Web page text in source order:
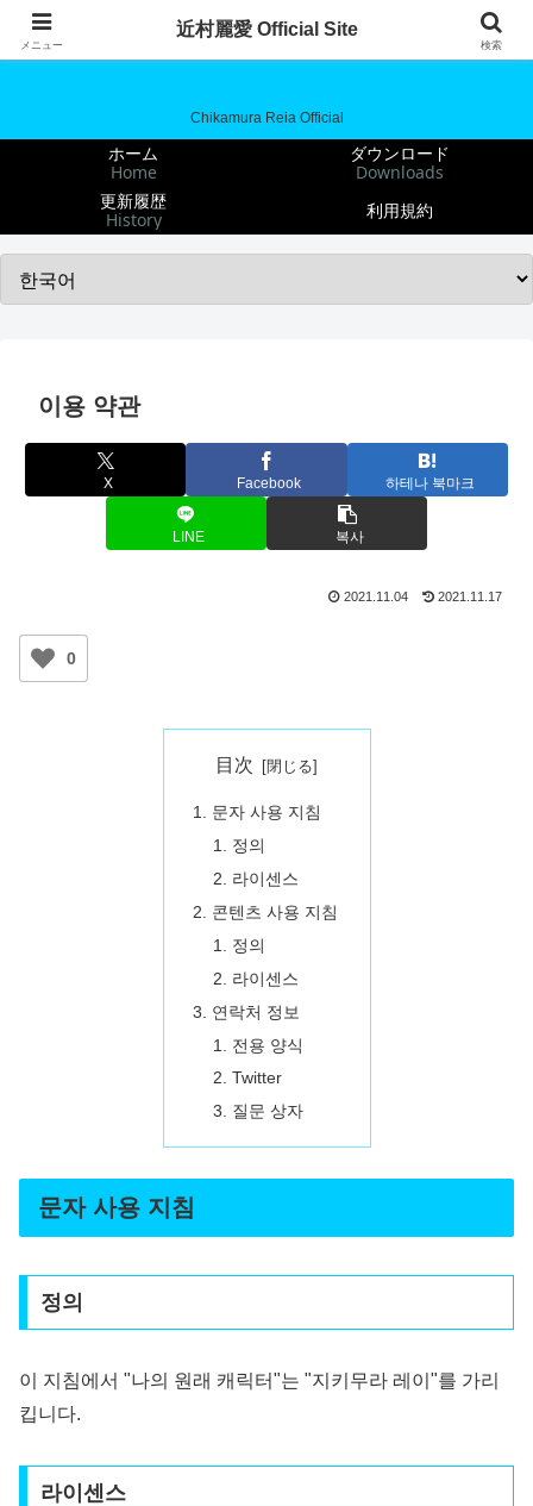
近村麗愛 Official Site
Chikamura Reia Official
ホーム
Home
ダウンロード
Downloads
更新履歴
History 利用規約
이용 약관
X Facebook 하테나 북마크
LINE 복사
2021.11.04 2021.11.17
0
目次
문자 사용 지침
정의
라이센스
콘텐츠 사용 지침
정의
라이센스
연락처 정보
전용 양식
Twitter
질문 상자
문자 사용 지침
정의
이 지침에서 "나의 원래 캐릭터"는 "지키무라 레이"를 가리
킵니다.
라이센스
メニュー
近村麗愛 Official Site
検索